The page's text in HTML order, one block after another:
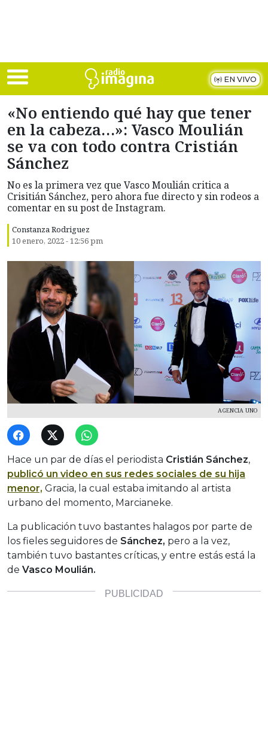
EN VIVO
«No entiendo qué hay que tener
en la cabeza…»: Vasco Moulián
se va con todo contra Cristián
Sánchez
No es la primera vez que Vasco Moulián critica a
Crisitián Sánchez, pero ahora fue directo y sin rodeos a
comentar en su post de Instagram.
Constanza Rodriguez
10 enero, 2022 - 12:56 pm
AGENCIA UNO
Hace un par de días el periodista Cristián Sánchez,
publicó un video en sus redes sociales de su hija
menor, Gracia, la cual estaba imitando al artista
urbano del momento, Marcianeke.
La publicación tuvo bastantes halagos por parte de
los fieles seguidores de Sánchez, pero a la vez,
también tuvo bastantes críticas, y entre estás está la
de Vasco Moulián.